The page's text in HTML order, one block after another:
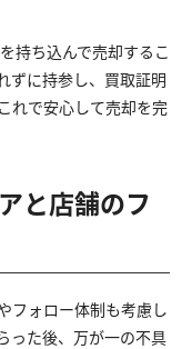
持ち込んで売却するこ
ずに持参し、買取証明
れで安心して売却を完
と店舗のフ
フォロー体制も考慮し
った後、万が一の不具